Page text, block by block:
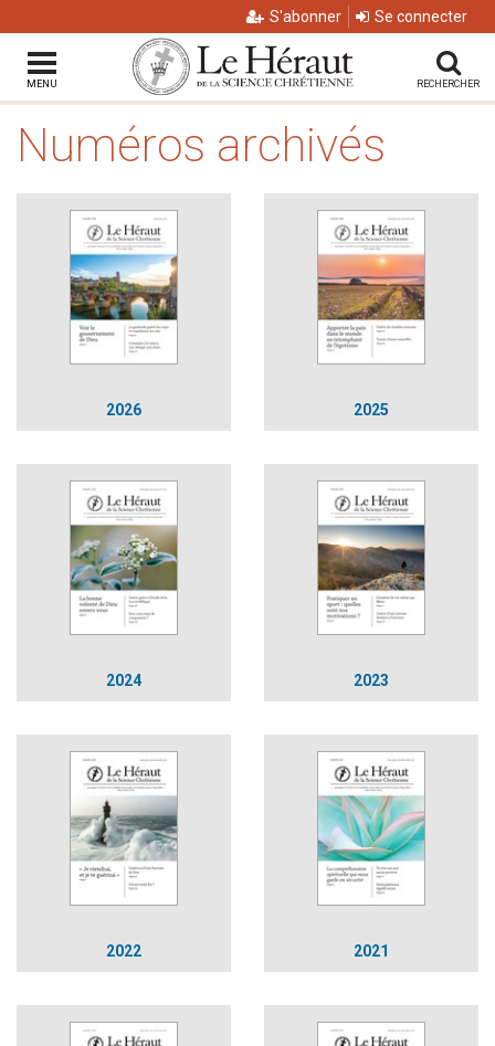
S'abonner Se connecter
MENU RECHERCHER
Numéros archivés
2026 2025
2024 2023
2022 2021